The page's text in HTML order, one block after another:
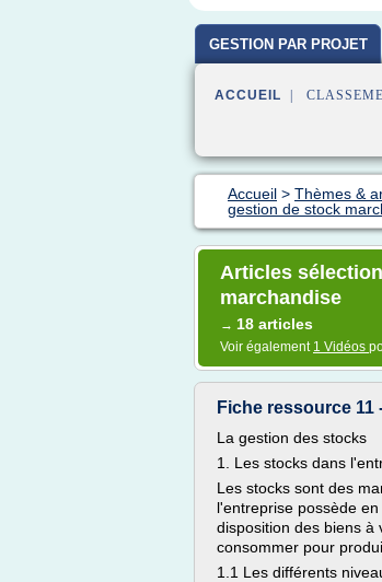
GESTION PAR PROJET
ACCUEIL |
Accueil > Thèmes &
gestion de stock
Articles
marchandise
→ 18 articles
Voir également 1 Vidéos
Fiche ressource
La gestion des stocks
1. Les stocks dans
Les stocks sont des
l'entreprise possède
disposition des biens à
consommer pour
1.1 Les différents